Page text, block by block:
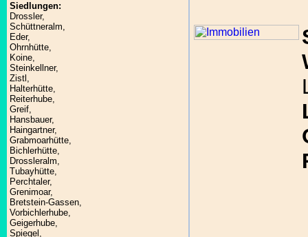
Siedlungen:
Drossler,
Schüttneralm,
Eder,
Ohrnhütte,
Koine,
Steinkellner,
Zistl,
Halterhütte,
Reiterhube,
Greif,
Hansbauer,
Haingartner,
Grabmoarhütte,
Bichlerhütte,
Drossleralm,
Tubayhütte,
Perchtaler,
Grenimoar,
Bretstein-Gassen,
Vorbichlerhube,
Geigerhube,
Spiegel,